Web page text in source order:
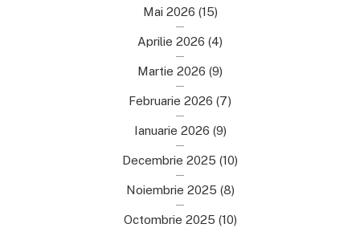
Mai 2026 (15)
Aprilie 2026 (4)
Martie 2026 (9)
Februarie 2026 (7)
Ianuarie 2026 (9)
Decembrie 2025 (10)
Noiembrie 2025 (8)
Octombrie 2025 (10)